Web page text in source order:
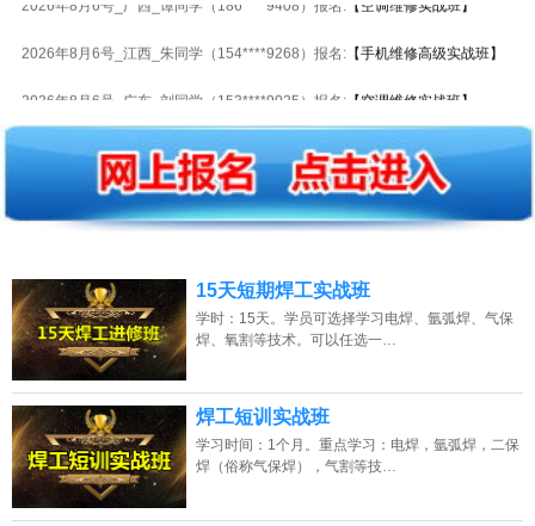
2026年8月6号_河北_陈同学（138****6117）报名:【水电安装实战班】
2026年8月6号_广西_马同学（150****3427）报名:【板卡级电脑维修实战
2026年8月6号_福建_谭同学（134****9070）报名:【水电安装实战班】
2026年8月6号黑龙江钟同学（130****2370）报名:【板卡级电脑维修实战
班】
2026年8月6号_广西_陈同学（159****7069）报名:
班】
2026年8月6号黑龙江潘同学（134****4384）报名:
15天短期焊工实战班
学时：15天。学员可选择学习电焊、氩弧焊、气保
焊、氧割等技术。可以任选一…
焊工短训实战班
学习时间：1个月。重点学习：电焊，氩弧焊，二保
焊（俗称气保焊），气割等技…